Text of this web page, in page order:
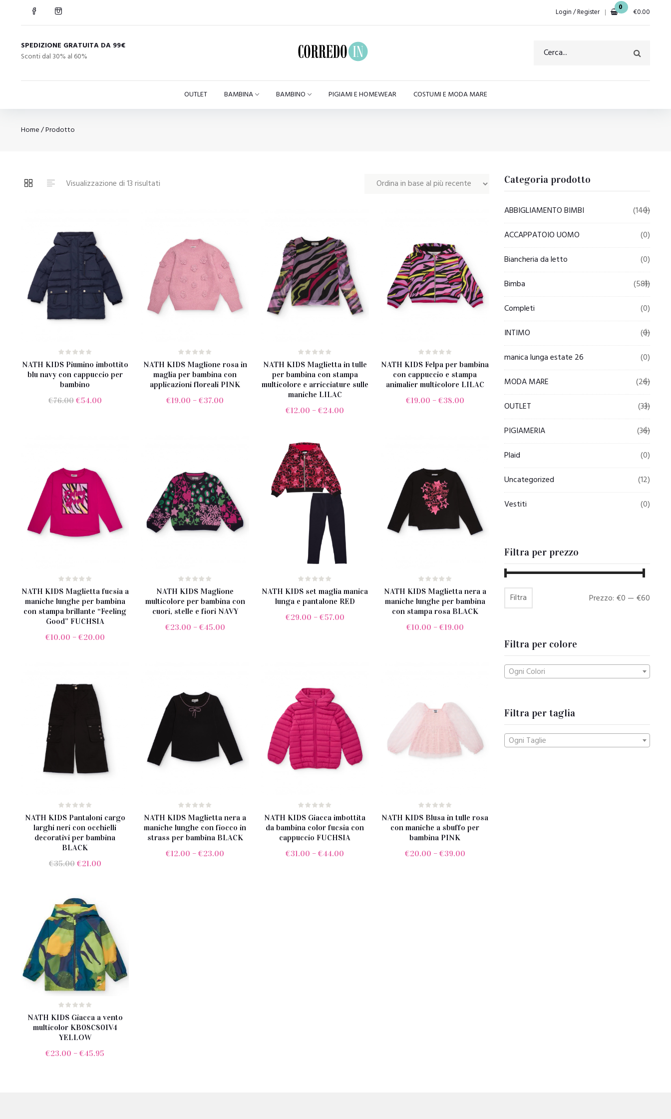
Login / Register 0 €0.00
SPEDIZIONE GRATUITA DA 99€
Sconti dal 30% al 60%
OUTLET BAMBINA BAMBINO PIGIAMI E HOMEWEAR COSTUMI E MODA MARE
Home/ Prodotto
Visualizzazione di 13 risultati
recente
NATH KIDS Piumino imbottito
blu navy con cappuccio per
bambino
€76.00 Il
€54.00Il
NATH KIDS Maglione rosa in
maglia per bambina con
applicazioni floreali PINK
€19.00 –€37.00
NATH KIDS Maglietta in tulle
per bambina con stampa
multicolore e arricciature sulle
maniche LILAC
€12.00 –€24.00
NATH KIDS Felpa per bambina
con cappuccio e stampa
animalier multicolore LILAC
€19.00 – €38.00
NATH KIDS Maglietta fucsia a
maniche lunghe per bambina
con stampa brillante “Feeling
Good” FUCHSIA
€10.00 – €20.00
NATH KIDS Maglione
multicolore per bambina con
cuori, stelle e fiori NAVY
€23.00 – €45.00
NATH KIDS set maglia manica
lunga e pantalone RED
€29.00 – €57.00
NATH KIDS Maglietta nera a
maniche lunghe per bambina
con stampa rosa BLACK
€10.00 – €19.00
NATH KIDS Pantaloni cargo
larghi neri con occhielli
decorativi per bambina
BLACK
€35.00 Il
era:
€35.00.
€21.00Il
€21.00.
NATH KIDS Maglietta nera a
maniche lunghe con fiocco in
strass per bambina BLACK
€12.00 –€23.00
NATH KIDS Giacca imbottita
da bambina color fucsia con
cappuccio FUCHSIA
€31.00 –€44.00
NATH KIDS Blusa in tulle rosa
con maniche a sbuffo per
bambina PINK
€20.00 – €39.00
NATH KIDS Giacca a vento
multicolor KB08C801V4
YELLOW
€23.00 –€45.95
Categoria prodotto
ABBIGLIAMENTO BIMBI
(140)
ACCAPPATOIO UOMO
(0)
Biancheria da letto
(0)
Bimba
(581)
Completi
(0)
INTIMO
(0)
manica lunga estate 26
(0)
MODA MARE
(26)
OUTLET
(33)
PIGIAMERIA
(36)
Plaid
(0)
Uncategorized
(12)
Vestiti
(0)
Filtra per prezzo
Prezzo
Prezzo
Filtra Prezzo: €0 — €60
Filtra per colore
Ogni Colori
Filtra per taglia
Ogni Taglie